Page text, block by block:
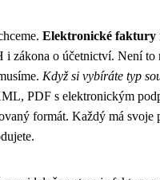
Elektronické faktury
i zákona o účetnictví. Není to
Když si vybíráte typ
PDF s elektronickým
formát. Každý má svoje